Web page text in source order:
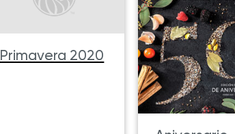
Primavera 2020